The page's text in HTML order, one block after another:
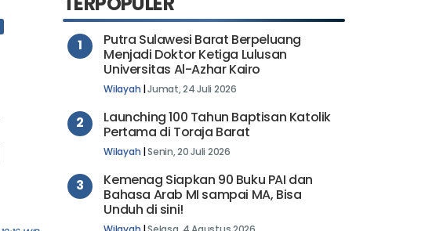
TERPOPULER
1
Putra Sulawesi Barat Berpeluang
Menjadi Doktor Ketiga Lulusan
Universitas Al-Azhar Kairo
2
Launching 100 Tahun Baptisan Katolik
Pertama di Toraja Barat
3
Kemenag Siapkan 90 Buku PAI dan
Bahasa Arab MI sampai MA, Bisa
Unduh di sini!